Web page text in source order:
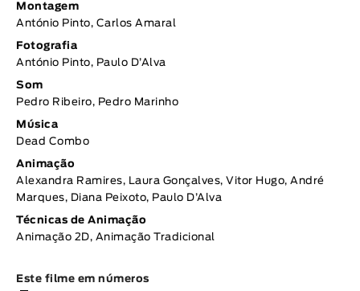
Montagem
António Pinto, Carlos Amaral
Fotografia
António Pinto, Paulo D’Alva
Som
Pedro Ribeiro, Pedro Marinho
Música
Dead Combo
Animação
Alexandra Ramires, Laura Gonçalves, Vitor Hugo, André
Marques, Diana Peixoto, Paulo D’Alva
Técnicas de Animação
Animação 2D, Animação Tradicional
Este filme em números